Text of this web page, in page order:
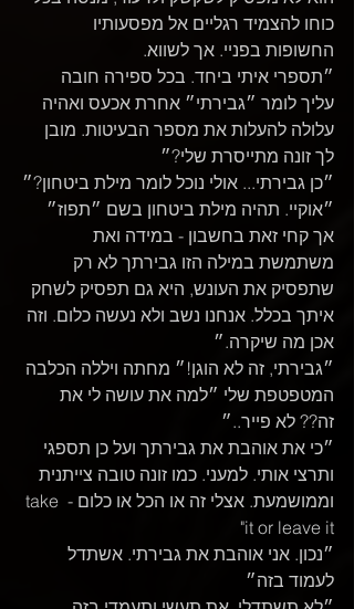
כוחו להצמיד רגליים אל מפסעותיו
החשופות בפניי. אך לשווא.
״תספרי איתי ביחד. בכל ספירה חובה
עליך לומר ״גבירתי״ אחרת אכעס ואהיה
עלולה להעלות את מספר הבעיטות. מובן
לך זונה מתייסרת שלי?״
״כן גבירתי... אולי נוכל לומר מילת ביטחון?״
״אוקיי. תהיה מילת ביטחון בשם ״תפוז״
אך קחי זאת בחשבון - במידה ואת
משתמשת במילה הזו גבירתך לא רק
שתפסיק את העונש, היא גם תפסיק לשחק
איתך בכלל. אנחנו נשב ולא נעשה כלום. וזה
אכן מה שיקרה.״
״גבירתי, זה לא הוגן!״ מחתה ויללה הכלבה
המטפטפת שלי ״למה את עושה לי את
זה?? לא פייר..״
״כי את אוהבת את גבירתך ועל כן תספגי
ותרצי אותי. למעני. כמו זונה טובה צייתנית
וממושמעת. אצלי זה או הכל או כלום - take
it or leave it"
״נכון. אני אוהבת את גבירתי. אשתדל
לעמוד בזה״